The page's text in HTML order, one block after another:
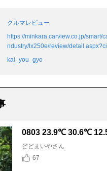
クルマレビュー
https://minkara.carview.co.jp/smart/
ndustry/lx250e/review/
kai_you_gyo
0803 23.9℃ 30.6℃
どどまいやさん
67